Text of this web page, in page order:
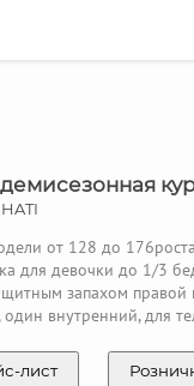
от 128 до
для девочки до 1/3
запахом
внутренний, для
лист